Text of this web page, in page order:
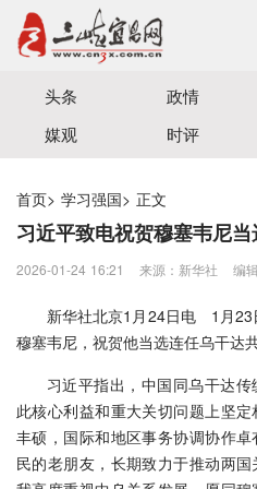
宜昌三峡融媒体中心主办
头条 政情
媒观
时评
首页> 学习强国> 正文
习近平致电祝贺穆塞韦尼
2026-01-24 16:21 来源：新华社 编
新华社北京1月24日电 1月23
穆塞韦尼，祝贺他当选连任乌干达
习近平指出，中国同乌干达
此核心利益和重大关切问题上坚
丰硕，国际和地区事务协调协作
民的老朋友，长期致力于推动两国